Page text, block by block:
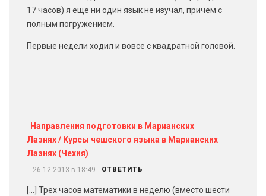
17 часов) я еще ни один язык не изучал, причем с
полным погружением.
Первые недели ходил и вовсе с квадратной головой.
Направления подготовки в Марианских
Лазнях / Курсы чешского языка в Марианских
Лазнях (Чехия)
26.12.2013 в 18:49 ОТВЕТИТЬ
[…] Трех часов математики в неделю (вместо шести